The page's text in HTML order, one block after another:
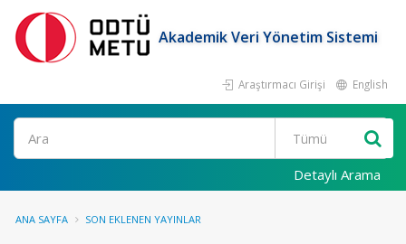
Akademik Veri Yönetim Sistemi
Araştırmacı Girişi English
Ara
Detaylı Arama
ANA SAYFA SON EKLENEN YAYINLAR